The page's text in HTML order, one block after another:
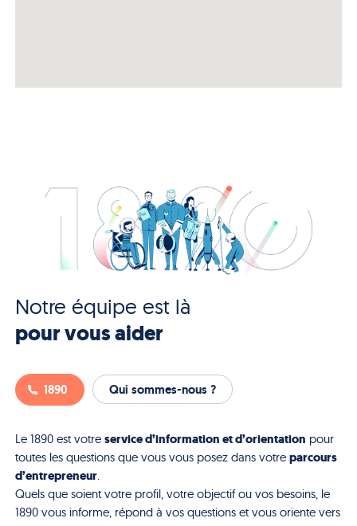
Notre équipe est là
pour vous aider
1890 Qui sommes-nous ?
Le 1890 est votre service d’information et d’orientation pour
toutes les questions que vous vous posez dans votre parcours
d’entrepreneur.
Quels que soient votre profil, votre objectif ou vos besoins, le
1890 vous informe, répond à vos questions et vous oriente vers